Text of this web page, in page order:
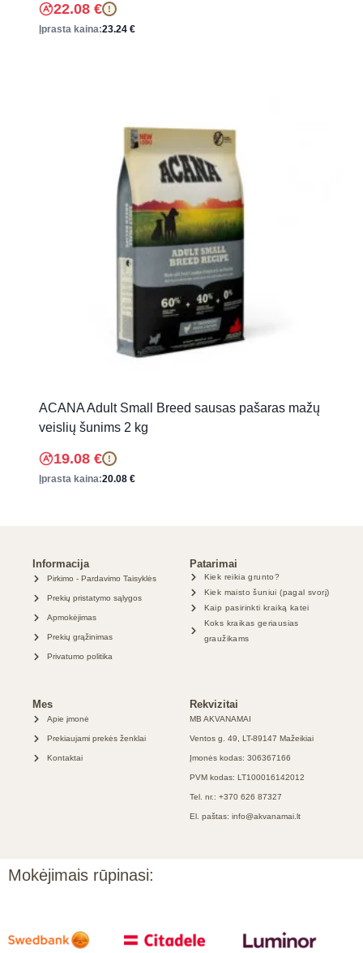
22.08 € !
Įprasta kaina:23.24 €
ACANA Adult Small Breed sausas pašaras mažų
veislių šunims 2 kg
19.08 € !
Įprasta kaina:20.08 €
Informacija
Pirkimo - Pardavimo Taisyklės
Prekių pristatymo sąlygos
Apmokėjimas
Prekių grąžinimas
Privatumo politika
Patarimai
Kiek reikia grunto?
Kiek maisto šuniui (pagal svorį)
Kaip pasirinkti kraiką katei
Koks kraikas geriausias
graužikams
Mes
Apie įmonė
Prekiaujami prekės ženklai
Kontaktai
Rekvizitai
MB AKVANAMAI
Ventos g. 49, LT-89147 Mažeikiai
Įmonės kodas: 306367166
PVM kodas: LT100016142012
Tel. nr.: +370 626 87327
El. paštas: info@akvanamai.lt
Mokėjimais rūpinasi: